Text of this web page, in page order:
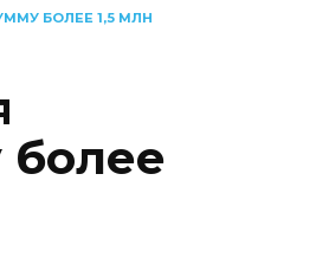
БОЛЕЕ 1,5 МЛН